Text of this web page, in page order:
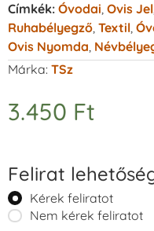
Címkék: Óvodai, Ovis Jel
Ruhabélyegző, Textil,
Ovis Nyomda,
Márka: TSz
3.450 Ft
Felirat
Kérek feliratot
Nem kérek feliratot